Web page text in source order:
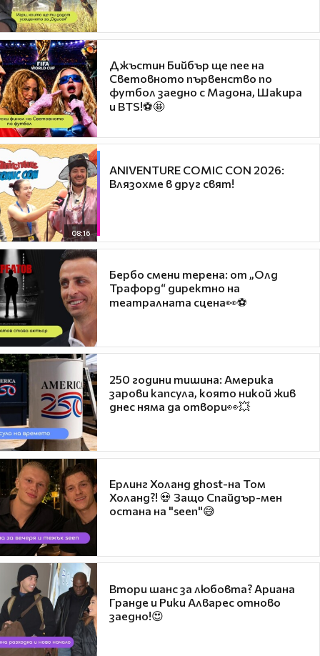
Джъстин Бийбър ще пее на
Световното първенство по
футбол заедно с Мадона, Шакира
и BTS!⚽🤩
08:16
ANIVENTURE COMIC CON 2026:
Влязохме в друг свят!
Бербо смени терена: от „Олд
Трафорд“ директно на
театралната сцена👀⚽
250 години тишина: Америка
зарови капсула, която никой жив
днес няма да отвори👀💥
Ерлинг Холанд ghost-на Том
Холанд?! 💀 Защо Спайдър-мен
остана на "seen"😅
Втори шанс за любовта? Ариана
Гранде и Рики Алварес отново
заедно!😍